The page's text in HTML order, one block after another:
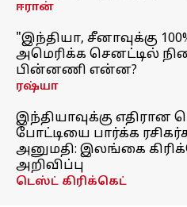
ஈரான்
"இந்தியா, சீனாவுக்கு
அமெரிக்க செனட்டில்
பின்னணி என்ன?
ரஷ்யா
இந்தியாவுக்கு
போட்டியை பார்க்க
அனுமதி: இலங்கை
அறிவிப்பு
டெஸ்ட் கிரிக்கெட்